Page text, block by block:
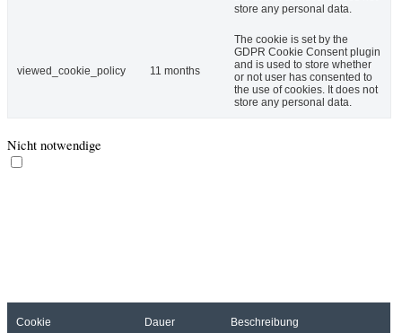
store any personal data.
viewed_cookie_policy 11 months
The cookie is set by the
GDPR Cookie Consent plugin
and is used to store whether
or not user has consented to
the use of cookies. It does not
store any personal data.
Nicht notwendige
Cookie Dauer Beschreibung